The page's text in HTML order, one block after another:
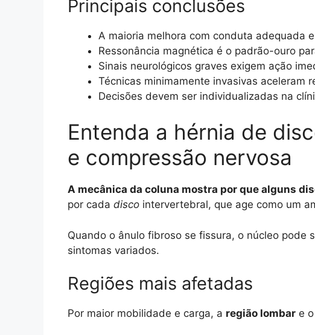
Principais conclusões
A maioria melhora com conduta adequada
Ressonância magnética é o padrão-ouro
Sinais neurológicos graves exigem ação
Técnicas minimamente invasivas aceleram
Decisões devem ser individualizadas na
Entenda a hérnia de
e compressão nervosa
A mecânica da coluna mostra por que alguns
por cada disco intervertebral, que age como um
Quando o ânulo fibroso se fissura, o núcleo pode
sintomas variados.
Regiões mais afetadas
Por maior mobilidade e carga, a região lombar e